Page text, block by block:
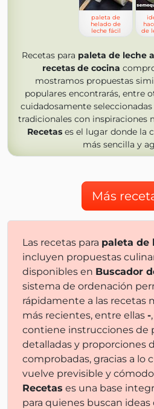
paleta de
helado de
leche fácil
de
Recetas para paleta de leche
recetas de cocina
mostramos propuestas
populares encontrarás, entre
cuidadosamente
tradicionales con inspiraciones
Recetases el lugar donde la
más sencilla y
Más
Las recetas para paleta de
incluyen propuestas
disponibles en Buscador
sistema de ordenación
rápidamente a las recetas
más recientes, entre ellas -,
contiene instrucciones de
detalladas y proporciones
comprobadas, gracias a lo
vuelve previsible y
Recetas es una base
para quienes buscan